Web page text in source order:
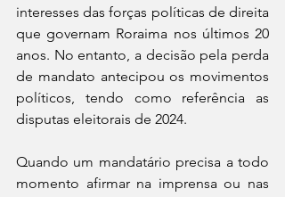
interesses das forças políticas de direita
que governam Roraima nos últimos 20
anos. No entanto, a decisão pela perda
de mandato antecipou os movimentos
políticos, tendo como referência as
disputas eleitorais de 2024.
Quando um mandatário precisa a todo
momento afirmar na imprensa ou nas